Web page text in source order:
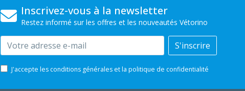
Inscrivez-vous à la newsletter
Restez informé sur les offres et les nouveautés Vétorino
Email S'inscrire
J'accepte les conditions générales et la politique de confidentialité